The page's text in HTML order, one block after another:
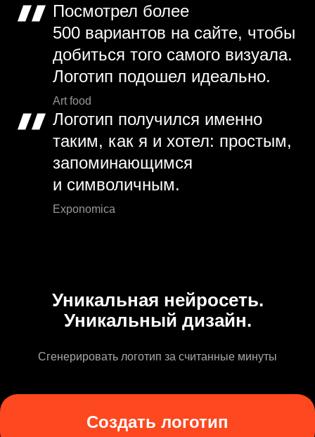
Посмотрел более
500 вариантов на сайте, чтобы
добиться того самого визуала.
Логотип подошел идеально.
Art food
Логотип получился именно
таким, как я и хотел: простым,
запоминающимся
и символичным.
Exponomica
Уникальная нейросеть.
Уникальный дизайн.
Сгенерировать логотип за считанные минуты
Создать логотип